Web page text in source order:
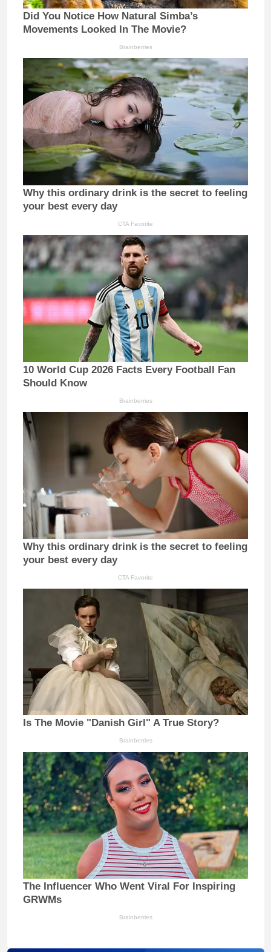
Did You Notice How Natural Simba’s
Movements Looked In The Movie?
Brainberries
Why this ordinary drink is the secret to feeling
your best every day
CTA Favorite
10 World Cup 2026 Facts Every Football Fan
Should Know
Brainberries
Why this ordinary drink is the secret to feeling
your best every day
CTA Favorite
Is The Movie "Danish Girl" A True Story?
Brainberries
The Influencer Who Went Viral For Inspiring
GRWMs
Brainberries